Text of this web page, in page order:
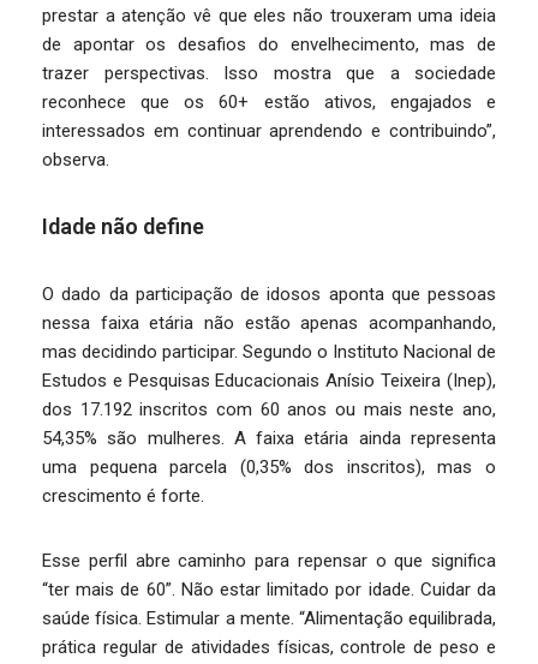
prestar a atenção vê que eles não trouxeram uma ideia
de apontar os desafios do envelhecimento, mas de
trazer perspectivas. Isso mostra que a sociedade
reconhece que os 60+ estão ativos, engajados e
interessados em continuar aprendendo e contribuindo”,
observa.
Idade não define
O dado da participação de idosos aponta que pessoas
nessa faixa etária não estão apenas acompanhando,
mas decidindo participar. Segundo o Instituto Nacional de
Estudos e Pesquisas Educacionais Anísio Teixeira (Inep),
dos 17.192 inscritos com 60 anos ou mais neste ano,
54,35% são mulheres. A faixa etária ainda representa
uma pequena parcela (0,35% dos inscritos), mas o
crescimento é forte.
Esse perfil abre caminho para repensar o que significa
“ter mais de 60”. Não estar limitado por idade. Cuidar da
saúde física. Estimular a mente. “Alimentação equilibrada,
prática regular de atividades físicas, controle de peso e